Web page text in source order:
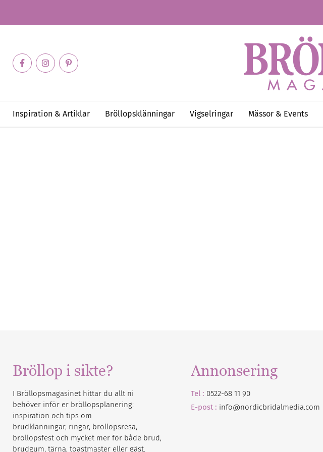
Inspiration & Artiklar Bröllopsklänningar Vigselringar Mässor & Events
Bröllop i sikte?
I Bröllopsmagasinet hittar du allt ni
behöver inför er bröllopsplanering:
inspiration och tips om
brudklänningar, ringar, bröllopsresa,
bröllopsfest och mycket mer för både brud,
brudgum, tärna, toastmaster eller gäst.
Annonsering
Tel : 0522-68 11 90
E-post : info@nordicbridalmedia.com